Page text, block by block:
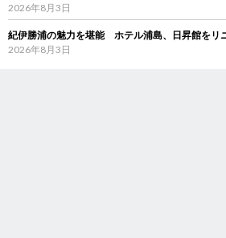
2026年8月3日
紀伊勝浦の魅力を堪能 ホテル浦島、日昇館をリ
2026年8月3日